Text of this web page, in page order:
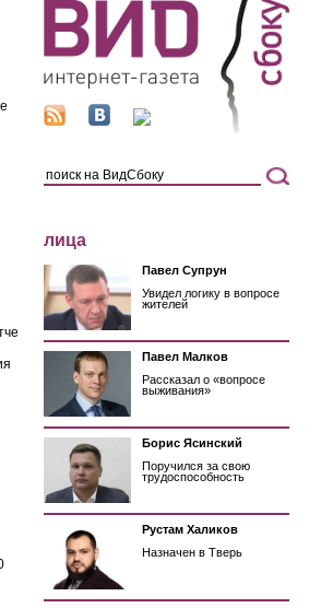
лица
Павел Супрун
Увидел логику в вопросе
жителей
Павел Малков
Рассказал о «вопросе
выживания»
Борис Ясинский
Поручился за свою
трудоспособность
Рустам Халиков
Назначен в Тверь